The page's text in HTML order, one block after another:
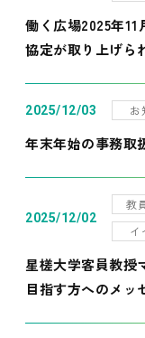
働く広場2025年
協定が取り上げら
2025/12/03 お
年末年始の事務取
2025/12/02
教
イ
星槎大学客員教授
目指す方へのメッ